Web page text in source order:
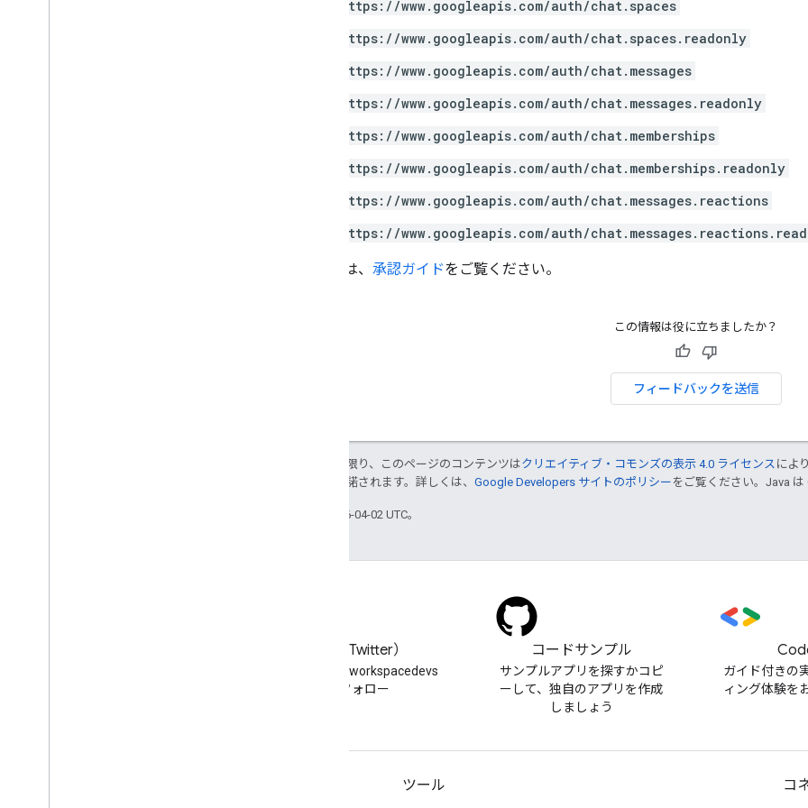
https://www.googleapis.com/auth/chat.spaces
https://www.googleapis.com/auth/chat.spaces.readonly
https://www.googleapis.com/auth/chat.messages
https://www.googleapis.com/auth/chat.messages.readonly
https://www.googleapis.com/auth/chat.memberships
https://www.googleapis.com/auth/chat.memberships.readonly
https://www.googleapis.com/auth/chat.messages.reactions
https://www.googleapis.com/auth/
詳しくは、 承認ガイドをご覧ください。
この情報は役に立ちましたか？
フィードバックを送信
特に記載のない限り、このページのコンテンツはクリエイティブ・コモンズの表示 4.0 ライセンス によ
により使用許諾されます。詳しくは、 Google Developers サイトのポリシー をご覧ください。Java
最終更新日 2026-04-02 UTC。
X（旧 Twitter）
Twitter で @workspacedevs
をフォロー
コードサンプル
サンプルアプリを探すかコピ
ーして、独自のアプリを作成
しましょう
ガイド付きの
ィング体験を
ツール コ